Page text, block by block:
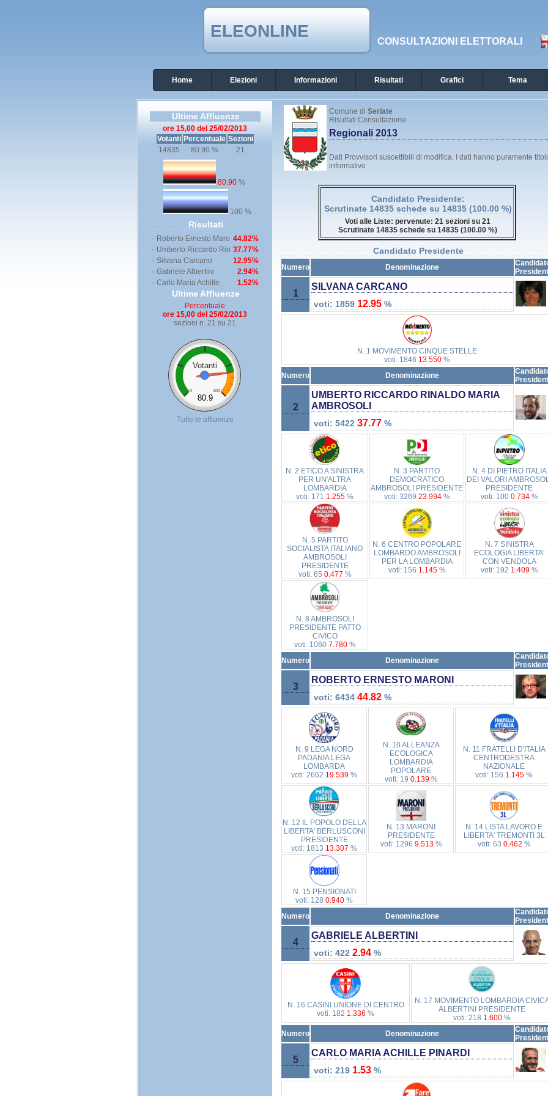
ELEONLINE
CONSULTAZIONI ELETTORALI
Home Elezioni Informazioni Risultati Grafici Tema
Ultime Affluenze
ore 15,00 del 25/02/2013
Votanti Percentuale Sezioni
14835
80.90 % 21
80.90 %
100 %
Risultati
· Roberto Ernesto Maro 44.82%
· Umberto Riccardo Rin 37.77%
· Silvana Carcano
12.95%
· Gabriele Albertini
2.94%
· Carlo Maria Achille 1.52%
Ultime Affluenze
Percentuale
ore 15,00 del 25/02/2013
sezioni n. 21 su 21
Votanti
0 100
80.9
Tutte le affluenze
Comune di Seriate
Risultati Consultazione
Regionali 2013
Dati Provvisori suscettibili di modifica. I dati hanno puramente
informativo
Candidato Presidente:
Scrutinate 14835 schede su 14835 (100.00 %)
Voti alle Liste: pervenute: 21 sezioni su 21
Scrutinate 14835 schede su 14835 (100.00 %)
Candidato Presidente
Numero Denominazione
1
SILVANA CARCANO
voti: 1859 12.95 %
N. 1 MOVIMENTO CINQUE STELLE
voti: 1846 13.550 %
Numero
Denominazione
2
UMBERTO RICCARDO RINALDO MARIA
AMBROSOLI
voti: 5422 37.77 %
N. 2 ETICO A SINISTRA
PER UN'ALTRA
LOMBARDIA
voti: 171 1.255 %
N. 3 PARTITO
DEMOCRATICO
AMBROSOLI PRESIDENTE
voti: 3269 23.994 %
N. 4 DI PIETRO ITALIA
DEI VALORI
PRESIDENTE
voti: 100 0.734 %
N. 5 PARTITO
SOCIALISTA ITALIANO
AMBROSOLI
PRESIDENTE
voti: 65 0.477 %
N. 6 CENTRO POPOLARE
LOMBARDO AMBROSOLI
PER LA LOMBARDIA
voti: 156 1.145 %
N. 7 SINISTRA
ECOLOGIA LIBERTA'
CON VENDOLA
voti: 192 1.409 %
N. 8 AMBROSOLI
PRESIDENTE PATTO
CIVICO
voti: 1060 7.780 %
Numero
Denominazione
3
ROBERTO ERNESTO MARONI
voti: 6434 44.82 %
N. 9 LEGA NORD
PADANIA LEGA
LOMBARDA
voti: 2662 19.539 %
N. 10 ALLEANZA
ECOLOGICA
LOMBARDIA
POPOLARE
voti: 19 0.139 %
N. 11 FRATELLI D'ITALIA
CENTRODESTRA
NAZIONALE
voti: 156 1.145 %
N. 12 IL POPOLO DELLA
LIBERTA' BERLUSCONI
PRESIDENTE
voti: 1813 13.307 %
N. 13 MARONI
PRESIDENTE
voti: 1296 9.513 %
N. 14 LISTA LAVORO E
LIBERTA' TREMONTI 3L
voti: 63 0.462 %
N. 15 PENSIONATI
voti: 128 0.940 %
Numero
Denominazione
4
GABRIELE ALBERTINI
voti: 422 2.94 %
N. 16 CASINI UNIONE DI CENTRO
voti: 182 1.336 %
N. 17 MOVIMENTO LOMBARDIA
ALBERTINI PRESIDENTE
voti: 218 1.600 %
Numero
Denominazione
5
CARLO MARIA ACHILLE PINARDI
voti: 219 1.53 %